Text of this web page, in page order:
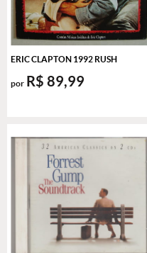
ERIC CLAPTON 1992 RUSH
por R$ 89,99